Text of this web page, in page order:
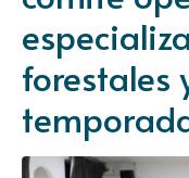
forestales